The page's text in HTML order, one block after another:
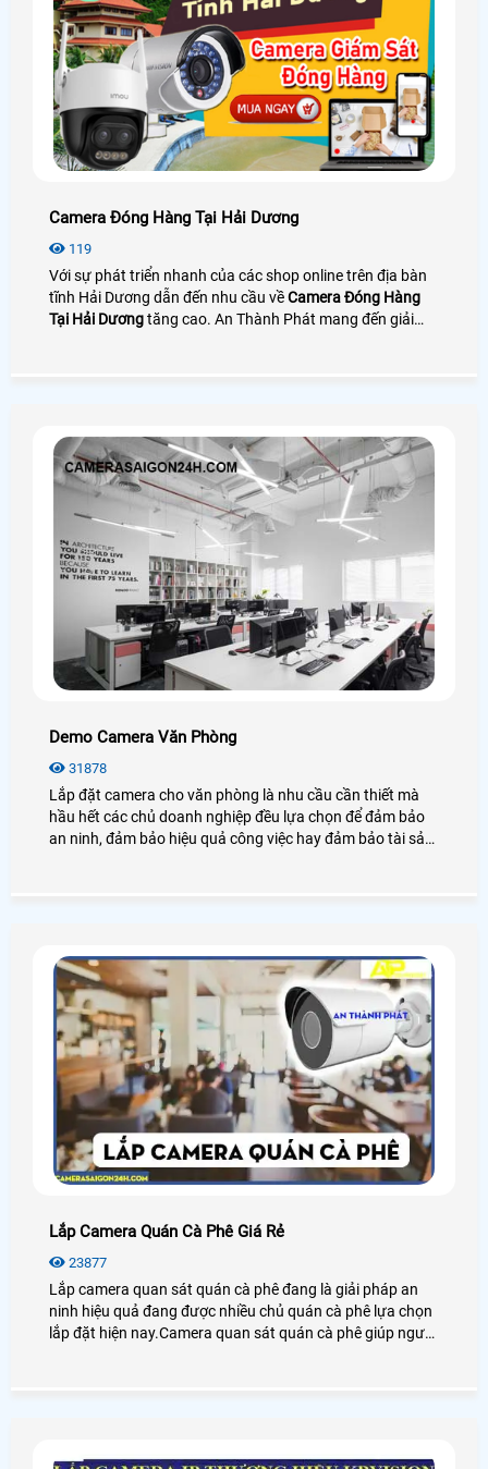
Camera Đóng Hàng Tại Hải Dương
119
Với sự phát triển nhanh của các shop online trên địa bàn
tĩnh Hải Dương dẫn đến nhu cầu vềCamera Đóng Hàng
Tại Hải Dươngtăng cao. An Thành Phát mang đến giải
Demo Camera Văn Phòng
31878
Lắp đặt camera cho văn phòng là nhu cầu cần thiết mà
hầu hết các chủ doanh nghiệp đều lựa chọn để đảm bảo
an ninh, đảm bảo hiệu quả công việc hay đảm bảo tài sản
Lắp Camera Quán Cà Phê Giá Rẻ
23877
Lắp camera quan sát quán cà phê đang là giải pháp an
ninh hiệu quả đang được nhiều chủ quán cà phê lựa chọn
lắp đặt hiện nay.Camera quan sát quán cà phê giúp người